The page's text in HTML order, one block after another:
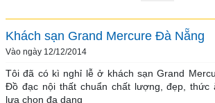
Khách sạn Grand Mercure Đà Nẵng
Vào ngày 12/12/2014
Tôi đã có kì nghỉ lễ ở khách sạn Grand
Đồ đạc nội thất chuẩn chất lượng, đẹp, thức
lựa chọn đa dạng